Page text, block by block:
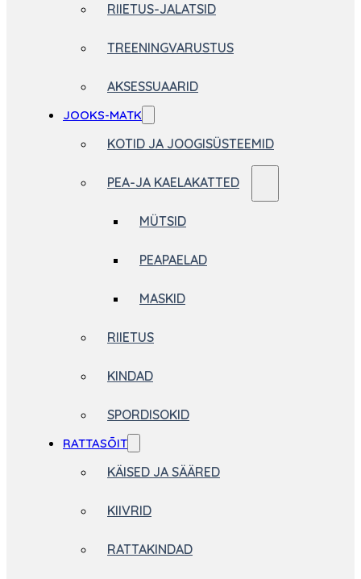
RIIETUS-JALATSID
TREENINGVARUSTUS
AKSESSUAARID
JOOKS-MATK
KOTID JA JOOGISÜSTEEMID
PEA-JA KAELAKATTED
MÜTSID
PEAPAELAD
MASKID
RIIETUS
KINDAD
SPORDISOKID
RATTASÕIT
KÄISED JA SÄÄRED
KIIVRID
RATTAKINDAD